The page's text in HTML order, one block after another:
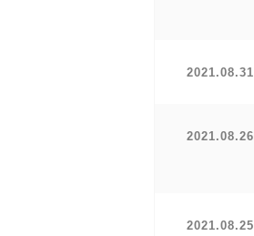
2021.08.31
2021.08.26
2021.08.25